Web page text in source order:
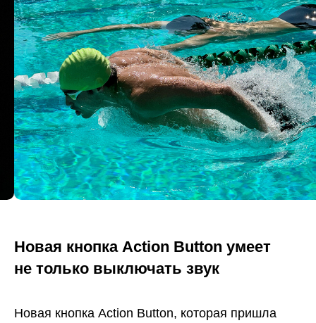
Новая кнопка Action Button умеет
не только выключать звук
Новая кнопка Action Button, которая пришла